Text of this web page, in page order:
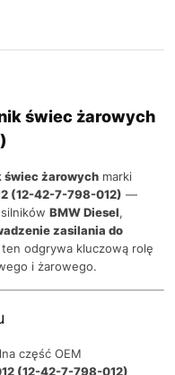
świec żarowych
świec żarowych marki
(12-42-7-798-012) —
BMW Diesel,
zasilania do
odgrywa kluczową rolę
i żarowego.
część OEM
(12-42-7-798-012)